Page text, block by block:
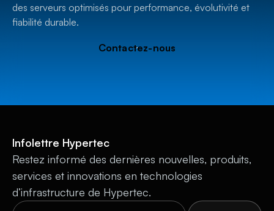
des serveurs optimisés pour performance, évolutivité et
fiabilité durable.
Contactez-nous
Infolettre Hypertec
Restez informé des dernières nouvelles, produits,
services et innovations en technologies
d’infrastructure de Hypertec.